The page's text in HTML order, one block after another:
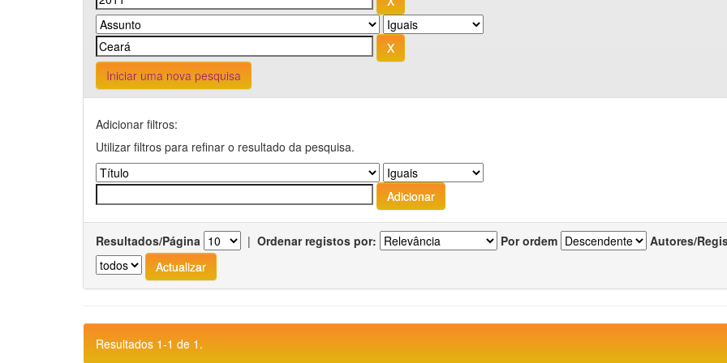
Iniciar uma nova pesquisa
Adicionar filtros:
Utilizar filtros para refinar o resultado da pesquisa.
Resultados/Página | Ordenar registos por: Por ordem Autores/
Resultados 1-1 de 1.